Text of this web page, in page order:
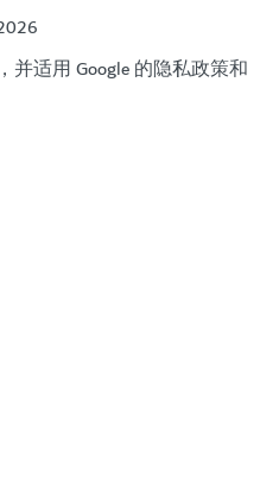
并适用 Google 的隐私政策和